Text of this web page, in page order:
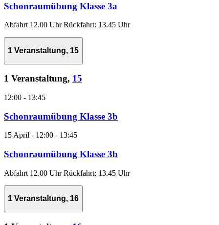
Schonraumübung Klasse 3a
Abfahrt 12.00 Uhr Rückfahrt: 13.45 Uhr
1 Veranstaltung, 15
1 Veranstaltung, 15
12:00 - 13:45
Schonraumübung Klasse 3b
15 April - 12:00 - 13:45
Schonraumübung Klasse 3b
Abfahrt 12.00 Uhr Rückfahrt: 13.45 Uhr
1 Veranstaltung, 16